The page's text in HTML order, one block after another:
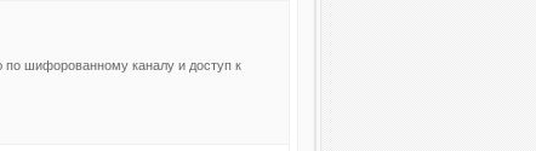
шифорованному каналу и доступ к